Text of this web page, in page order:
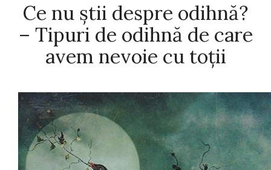
Ce nu știi despre odihnă?
– Tipuri de odihnă de care
avem nevoie cu toții